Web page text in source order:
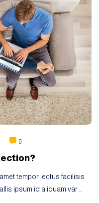
0
tempor lectus facilisis
ipsum id aliquam var …